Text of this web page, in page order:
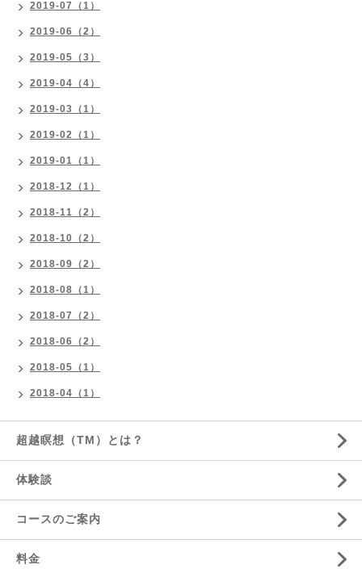
2019-07（1）
2019-06（2）
2019-05（3）
2019-04（4）
2019-03（1）
2019-02（1）
2019-01（1）
2018-12（1）
2018-11（2）
2018-10（2）
2018-09（2）
2018-08（1）
2018-07（2）
2018-06（2）
2018-05（1）
2018-04（1）
超越瞑想（TM）とは？
体験談
コースのご案内
料金